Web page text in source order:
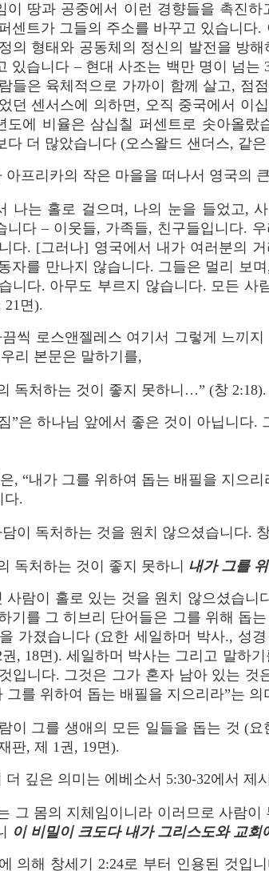
이 땅과 공중에서 이런 경향들을 촉진
센트가 그들의 주소를 바꾸고 있습니다
의 형태와 공동체의 정신의 발전을 방
있습니다 – 현대 사조는 백만 명이 넘는
들은 육체적으로 가까이 함께 살고, 점
던 센서스에 의하면, 오직 중국에서 이
도에 비율은 삼십칠 퍼센트로 솟아올
다 더 많았습니다 (오스왈드 샌더스, 같은
아프리카의 작은 마을을 떠나서 영국의
나는 홀로 걸으며, 나의 눈을 들었고,
니다 – 이웃들, 가족들, 친구들입니다.
다. [그러나] 영국에서 내가 여러분의
자를 만나지 않습니다. 그들은 멀리 보
니다. 아무도 부르지 않습니다. 모든
21면).
씩 로스앤젤레스 여기서 그렇게 느끼
리 본문은 말하기를,
독처하는 것이 좋지 못하니…” (창 2:18).
”은 하나님 앞에서 좋은 것이 아닙니다
, “내가 그를 위하여 돕는 배필을 지으리
다.
이 독처하는 것을 원치 않으셨습니다.
독처하는 것이 좋지 못하니 내가 그를
사람이 홀로 있는 것을 원치 않으셨습니
기를 그 히브리 단어들은 그를 위해 돕
가졌습니다 (요한 세일하머 박사., 성
권, 18면). 세일하머 박사는 그리고 말하
입니다. 그것은 그가 혼자 남아 있는
그를 위하여 돕는 배필을 지으리라”는 의
이 그를 생애의 모든 일들을 돕는 것 (
판, 제 1권, 19면).
더 깊은 의미는 에베소서 5:30-32에서 제
그 몸의 지체임이니라 이러므로 사람
이 비밀이 크도다 내가 그리스도와 교회
의해 창세기 2:24로 부터 인용된 것입